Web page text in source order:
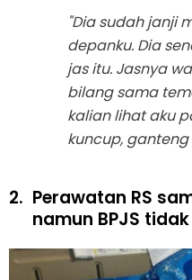
"Dia sudah janji
depanku. Dia
jas itu. Jasnya
bilang sama
kalian lihat aku
kuncup,
2. Perawatan RS
namun BPJS